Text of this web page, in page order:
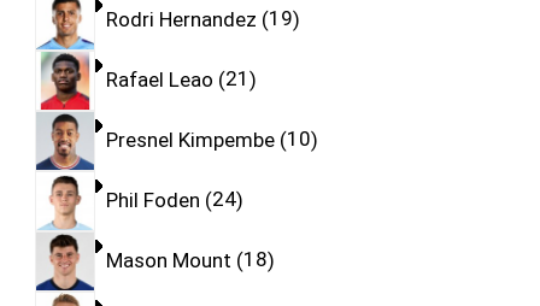
Rodri Hernandez 19
Rafael Leao 21
Presnel Kimpembe 10
Phil Foden 24
Mason Mount 18